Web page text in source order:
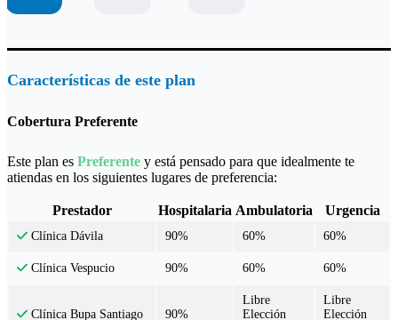
Características de este plan
Cobertura Preferente
Este plan es Preferente y está pensado para que idealmente te
atiendas en los siguientes lugares de preferencia:
Prestador Hospitalaria Ambulatoria Urgencia
Clínica Dávila 90% 60% 60%
Clínica Vespucio 90% 60% 60%
Clínica Bupa Santiago 90%
Libre
Elección
Libre
Elección